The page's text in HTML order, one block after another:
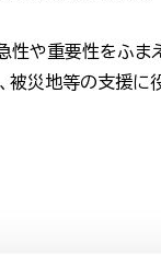
や重要性をふま
被災地等の支援